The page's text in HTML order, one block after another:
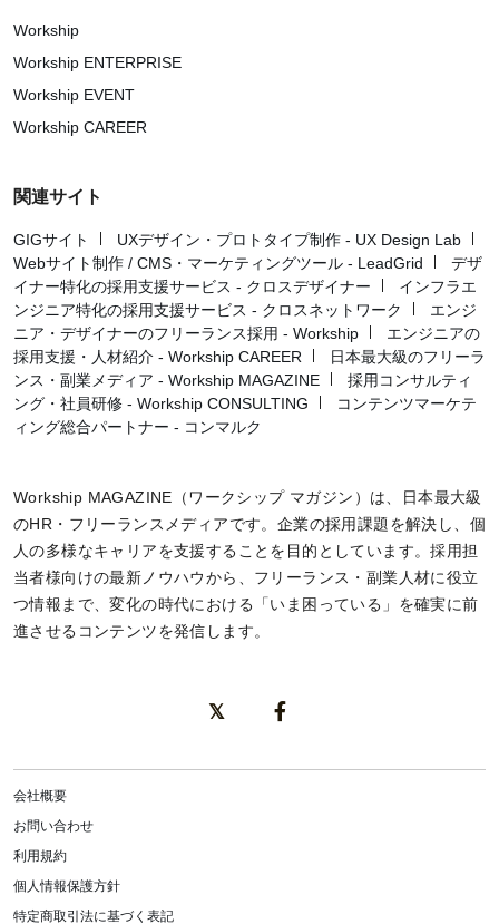
Workship
Workship ENTERPRISE
Workship EVENT
Workship CAREER
関連サイト
GIGサイト
UXデザイン・プロトタイプ制作 - UX Design Lab
Webサイト制作 / CMS・マーケティングツール - LeadGrid
デザ
イナー特化の採用支援サービス - クロスデザイナー
インフラエ
ンジニア特化の採用支援サービス - クロスネットワーク
エンジ
ニア・デザイナーのフリーランス採用 - Workship
エンジニアの
採用支援・人材紹介 - Workship CAREER
日本最大級のフリーラ
ンス・副業メディア - Workship MAGAZINE
採用コンサルティ
ング・社員研修 - Workship CONSULTING
コンテンツマーケテ
ィング総合パートナー - コンマルク
Workship MAGAZINE（ワークシップ マガジン）は、日本最大級
のHR・フリーランスメディアです。企業の採用課題を解決し、個
人の多様なキャリアを支援することを目的としています。採用担
当者様向けの最新ノウハウから、フリーランス・副業人材に役立
つ情報まで、変化の時代における「いま困っている」を確実に前
進させるコンテンツを発信します。
会社概要
お問い合わせ
利用規約
個人情報保護方針
特定商取引法に基づく表記